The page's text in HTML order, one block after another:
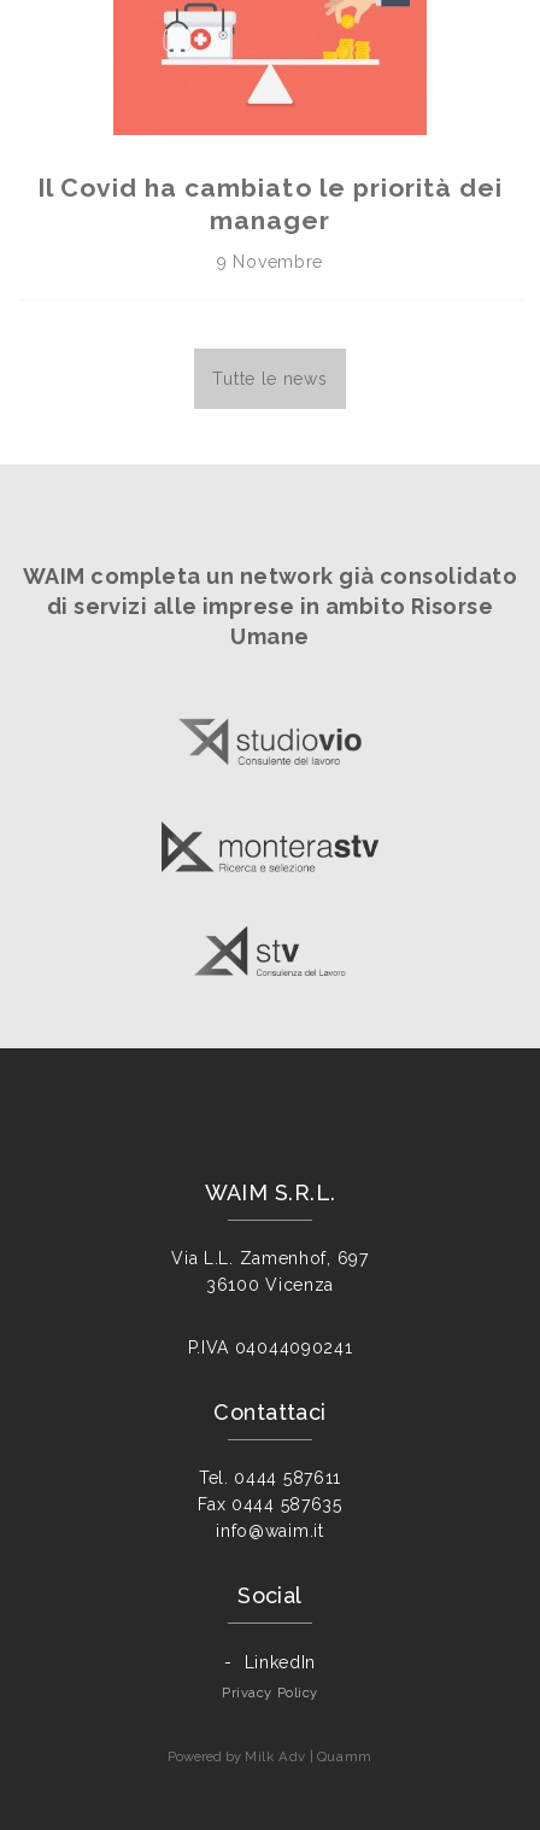
Il Covid ha cambiato le priorità dei
manager
9 Novembre
Tutte le news
WAIM completa un network già consolidato
di servizi alle imprese in ambito Risorse
Umane
WAIM S.R.L.
Via L.L. Zamenhof, 697
36100 Vicenza
P.IVA 04044090241
Contattaci
Tel. 0444 587611
Fax 0444 587635
info@waim.it
Social
LinkedIn
Privacy Policy
Powered by Milk Adv Quamm